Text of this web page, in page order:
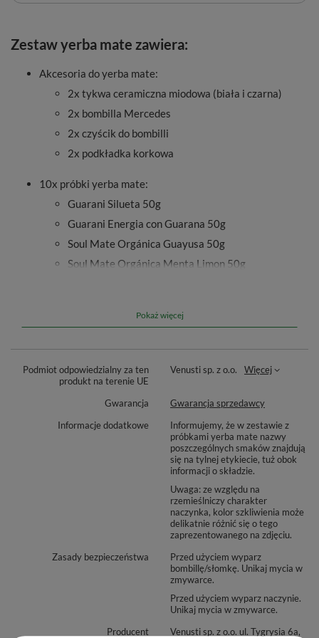
Zestaw yerba mate zawiera:
Akcesoria do yerba mate:
2x tykwa ceramiczna miodowa (biała i czarna)
2x bombilla Mercedes
2x czyścik do bombilli
2x podkładka korkowa
10x próbki yerba mate:
Guarani Silueta 50g
Guarani Energia con Guarana 50g
Soul Mate Orgánica Guayusa 50g
Soul Mate Orgánica Menta Limon 50g
Verde Mate Green Melón de Agua 50g
Yaguar Hierbas Pampeanas 50g
Yaguar Frutas Bayas 50g
Pokaż więcej
Podmiot odpowiedzialny za ten
produkt na terenie UE
Venusti sp. z o.o. Więcej
Gwarancja
Gwarancja sprzedawcy
Informacje dodatkowe
Informujemy, że w zestawie z
próbkami yerba mate nazwy
poszczególnych smaków znajdują
się na tylnej etykiecie, tuż obok
informacji o składzie.
Uwaga: ze względu na
rzemieślniczy charakter
naczynka, kolor szkliwienia może
delikatnie różnić się o tego
zaprezentowanego na zdjęciu.
Zasady bezpieczeństwa
Przed użyciem wyparz
bombillę/słomkę. Unikaj mycia w
zmywarce.
Przed użyciem wyparz naczynie.
Unikaj mycia w zmywarce.
Producent
Venusti sp. z o.o. ul. Tygrysia 6a,